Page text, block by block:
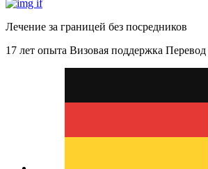
Лечение за границей без посредников
17 лет опыта Визовая поддержка Перевод